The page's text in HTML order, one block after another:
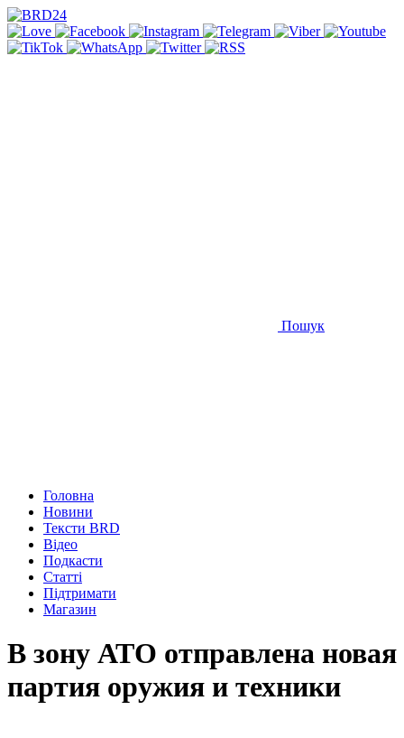
Пошук
Головна
Новини
Тексти BRD
Відео
Подкасти
Статті
Підтримати
Магазин
В зону АТО отправлена новая
партия оружия и техники